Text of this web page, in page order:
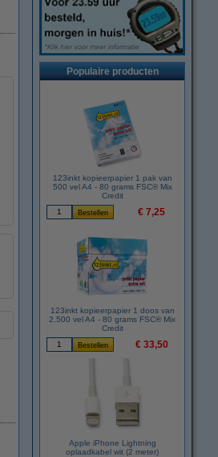
Populaire producten
123inkt kopieerpapier 1 pak van
500 vel A4 - 80 grams FSC® Mix
Credit
€ 7,25
123inkt kopieerpapier 1 doos van
2.500 vel A4 - 80 grams FSC® Mix
Credit
€ 33,50
Apple iPhone Lightning
oplaadkabel wit (2 meter)